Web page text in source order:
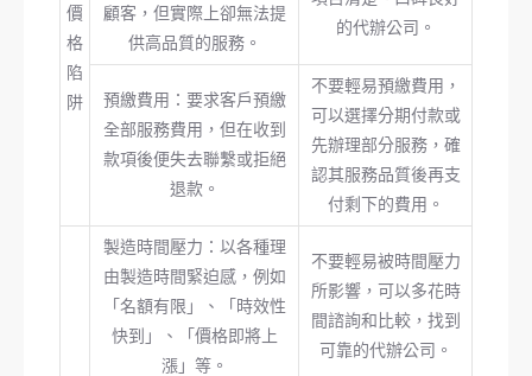
價
格
陷
阱
顧客，但實際上卻無法提
供高品質的服務。
的代辦公司。
預繳費用：要求客戶預繳
全部服務費用，但在收到
款項後便失去聯繫或拒絕
退款。
不要輕易預繳費用，
可以選擇分期付款或
先辦理部分服務，確
認其服務品質後再支
付剩下的費用。
製造時間壓力：以各種理
由製造時間緊迫感，例如
「名額有限」、「時效性
快到」、「價格即將上
漲」等。
不要輕易被時間壓力
所影響，可以多花時
間諮詢和比較，找到
可靠的代辦公司。